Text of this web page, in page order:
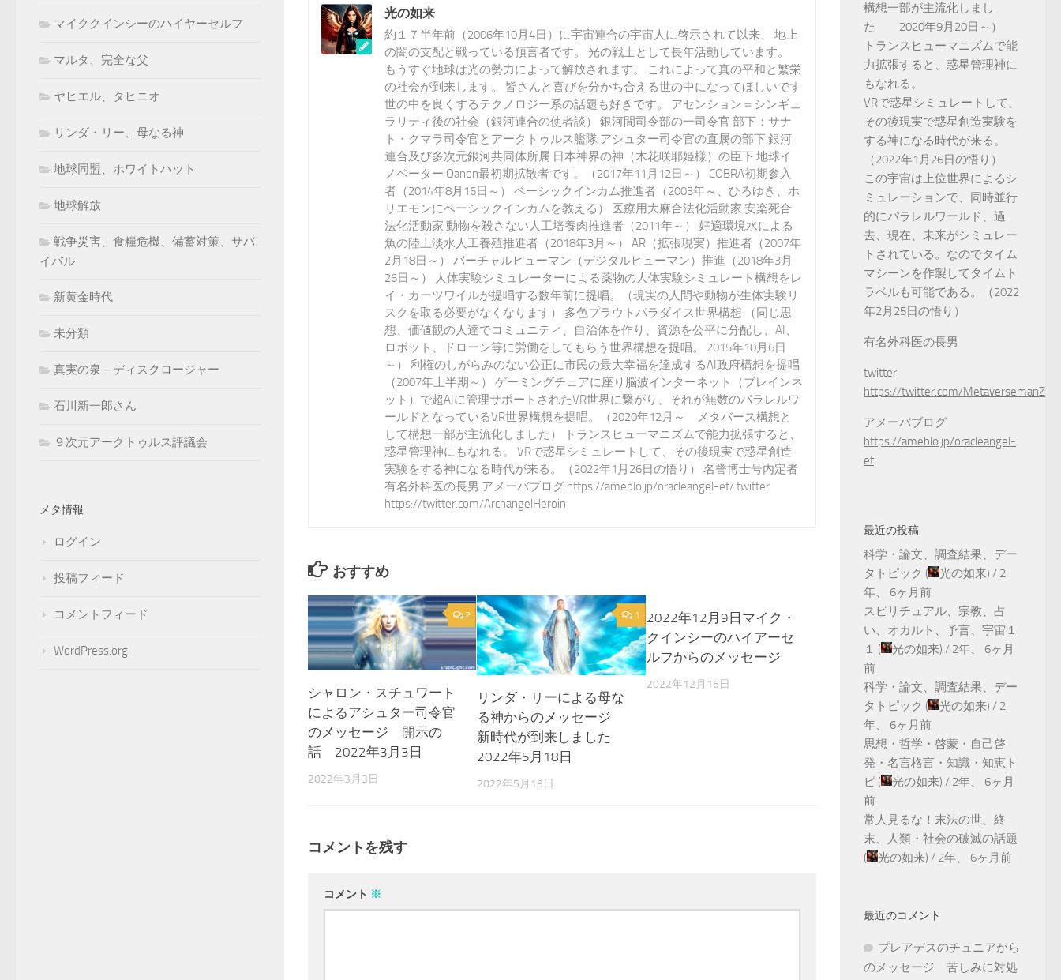
光の如来
約１７半年前（2006年10月4日）に宇宙連合の宇宙人に啓示されて以来、 地上
の闇の支配と戦っている預言者です。 光の戦士として長年活動しています。
もうすぐ地球は光の勢力によって解放されます。 これによって真の平和と繁栄
の社会が到来します。 皆さんと喜びを分かち合える世の中になってほしいです
世の中を良くするテクノロジー系の話題も好きです。 アセンション＝シンギュ
ラリティ後の社会（銀河連合の使者談） 銀河間司令部の一司令官 部下：サナ
ト・クマラ司令官とアークトゥルス艦隊 アシュター司令官の直属の部下 銀河
連合及び多次元銀河共同体所属 日本神界の神（木花咲耶姫様）の臣下 地球イ
ノベーター Qanon最初期拡散者です。（2017年11月12日～） COBRA初期参入
者（2014年8月16日～） ベーシックインカム推進者（2003年～、ひろゆき、ホ
リエモンにベーシックインカムを教える） 医療用大麻合法化活動家 安楽死合
法化活動家 動物を殺さない人工培養肉推進者（2011年～） 好適環境水による
魚の陸上淡水人工養殖推進者（2018年3月～） AR（拡張現実）推進者（2007年
2月18日～） バーチャルヒューマン（デジタルヒューマン）推進（2018年3月
26日～） 人体実験シミュレーターによる薬物の人体実験シミュレート構想をレ
イ・カーツワイルが提唱する数年前に提唱。（現実の人間や動物が生体実験リ
スクを取る必要がなくなります） 多色プラウトパラダイス世界構想 （同じ思
想、価値観の人達でコミュニティ、自治体を作り、資源を公平に分配し、AI、
ロボット、ドローン等に労働をしてもらう世界構想を提唱。 2015年10月6日
～） 利権のしがらみのない公正に市民の最大幸福を達成するAI政府構想を提唱
（2007年上半期～） ゲーミングチェアに座り脳波インターネット（ブレインネ
ット）で超AIに管理サポートされたVR世界に繋がり、それが無数のパラレルワ
ールドとなっているVR世界構想を提唱。（2020年12月～ メタバース構想と
して構想一部が主流化しました） トランスヒューマニズムで能力拡張すると、
惑星管理神にもなれる。 VRで惑星シミュレートして、その後現実で惑星創造
実験をする神になる時代が来る。（2022年1月26日の悟り） 名誉博士号内定者
有名外科医の長男 アメーバブログ https://ameblo.jp/oracleangel-et/ twitter
https://twitter.com/ArchangelHeroin
おすすめ
2
シャロン・スチュワート
によるアシュター司令官
のメッセージ 開示の
話 2022年3月3日
2022年3月3日
1
リンダ・リーによる母な
る神からのメッセージ
新時代が到来しました
2022年5月18日
2022年5月19日
2022年12月9日マイク・
クインシーのハイアーセ
ルフからのメッセージ
2022年12月16日
コメントを残す
コメント ※
マイククインシーのハイヤーセルフ
マルタ、完全な父
ヤヒエル、タヒニオ
リンダ・リー、母なる神
地球同盟、ホワイトハット
地球解放
戦争災害、食糧危機、備蓄対策、サバ
イバル
新黄金時代
未分類
真実の泉－ディスクロージャー
石川新一郎さん
９次元アークトゥルス評議会
メタ情報
ログイン
投稿フィード
コメントフィード
WordPress.org
構想一部が主流化しまし
た 2020年9月20日～）
トランスヒューマニズムで能
力拡張すると、惑星管理神に
もなれる。
VRで惑星シミュレートして、
その後現実で惑星創造実験を
する神になる時代が来る。
（2022年1月26日の悟り）
この宇宙は上位世界によるシ
ミュレーションで、同時並行
的にパラレルワールド、過
去、現在、未来がシミュレー
トされている。なのでタイム
マシーンを作製してタイムト
ラベルも可能である。（2022
年2月25日の悟り）
有名外科医の長男
twitter
https://twitter.com/MetaversemanZ
アメーバブログ
https://ameblo.jp/oracleangel-
et
最近の投稿
科学・論文、調査結果、デー
タトピック ( 光の如来) / 2
年、 6ヶ月前
スピリチュアル、宗教、占
い、オカルト、予言、宇宙１
１ ( 光の如来) / 2年、 6ヶ月
前
科学・論文、調査結果、デー
タトピック ( 光の如来) / 2
年、 6ヶ月前
思想・哲学・啓蒙・自己啓
発・名言格言・知識・知恵ト
ピ ( 光の如来) / 2年、 6ヶ月
前
常人見るな！末法の世、終
末、人類・社会の破滅の話題
(
光の如来) / 2年、 6ヶ月前
最近のコメント
プレアデスのチュニアから
のメッセージ 苦しみに対処